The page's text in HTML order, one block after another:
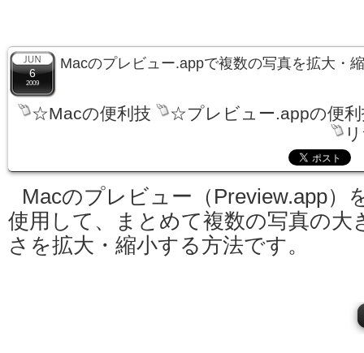
6
2009
Macのプレビュー.appで複数の写真を拡大・
☆Macの便利技
☆プレビュー.appの便利
Macのプレビュー（Preview.app）
使用して、まとめて複数の写真の大
さを拡大・縮小する方法です。